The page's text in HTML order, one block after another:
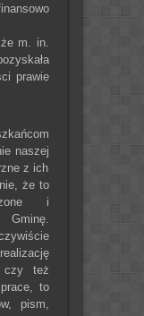
m. in.
prawie
naszej
z ich
że to
i
czy też
to
pism,